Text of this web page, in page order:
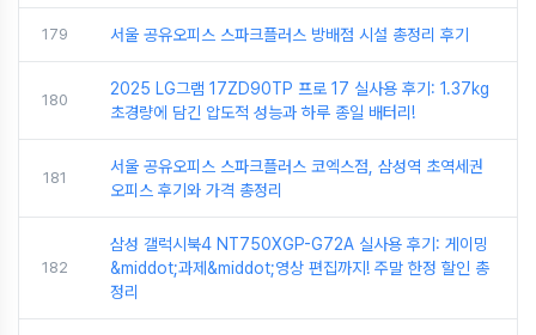
179 서울 공유오피스 스파크플러스 방배점 시설 총정리 후기
180
2025 LG그램 17ZD90TP 프로 17 실사용 후기: 1.37kg
초경량에 담긴 압도적 성능과 하루 종일 배터리!
181
서울 공유오피스 스파크플러스 코엑스점, 삼성역 초역세권
오피스 후기와 가격 총정리
182
삼성 갤럭시북4 NT750XGP-G72A 실사용 후기: 게이밍
&middot;과제&middot;영상 편집까지! 주말 한정 할인 총
정리